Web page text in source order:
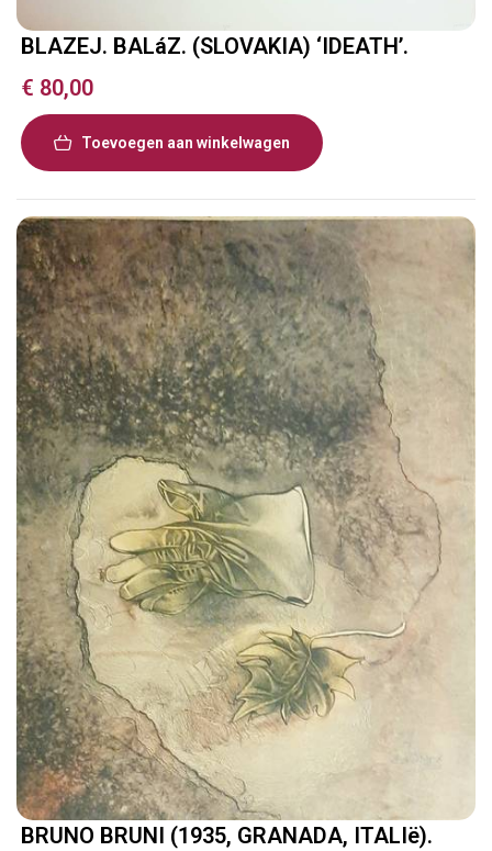
BLAZEJ. BALáZ. (SLOVAKIA) ‘IDEATH’.
€ 80,00
Toevoegen aan winkelwagen
BRUNO BRUNI (1935, GRANADA, ITALIë).